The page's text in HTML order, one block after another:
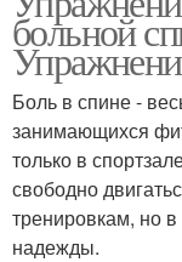
больной
Боль в спине -
занимающихся
только в
свободно
тренировкам, но в
надежды.